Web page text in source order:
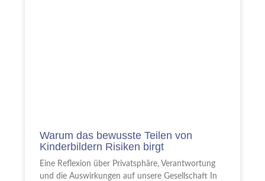
Warum das bewusste Teilen von
Kinderbildern Risiken birgt
Eine Reflexion über Privatsphäre, Verantwortung
und die Auswirkungen auf unsere Gesellschaft In